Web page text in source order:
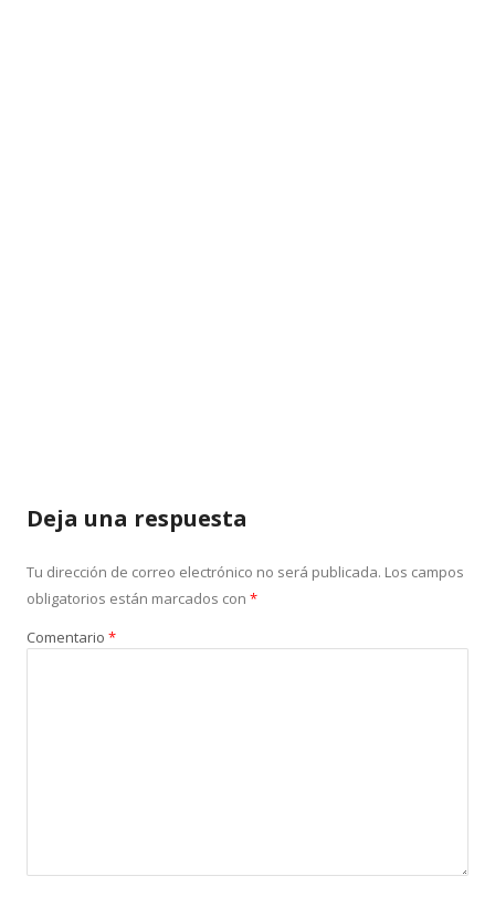
Deja una respuesta
Tu dirección de correo electrónico no será publicada. Los campos
obligatorios están marcados con *
Comentario *